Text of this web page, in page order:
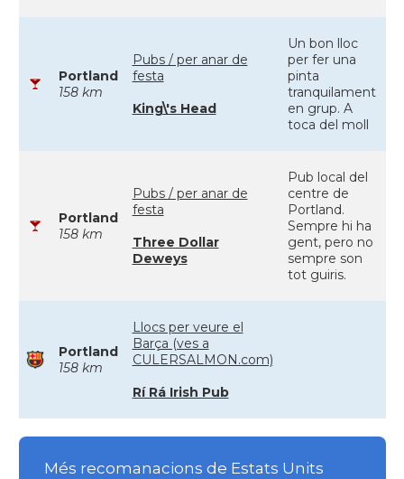
Portland
158 km
Pubs / per anar de
festa
King\'s Head
Un bon lloc
per fer una
pinta
tranquilament
en grup. A
toca del moll
Portland
158 km
Pubs / per anar de
festa
Three Dollar
Deweys
Pub local del
centre de
Portland.
Sempre hi ha
gent, pero no
sempre son
tot guiris.
Portland
158 km
Llocs per veure el
Barça (ves a
CULERSALMON.com)
Rí Rá Irish Pub
Més recomanacions de Estats Units